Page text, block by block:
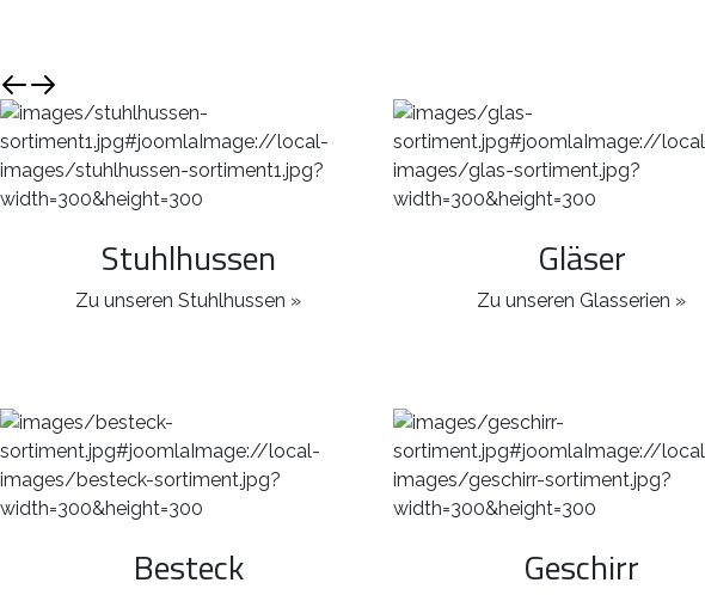
Stuhlhussen
Zu unseren Stuhlhussen »
Gläser
Zu unseren Glasserien »
Besteck Geschirr